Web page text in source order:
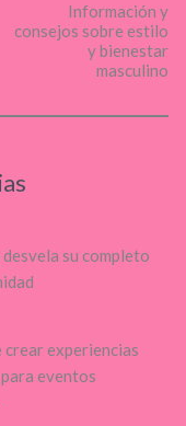
Información y
consejos sobre estilo
y bienestar
masculino
su completo
crear experiencias
eventos